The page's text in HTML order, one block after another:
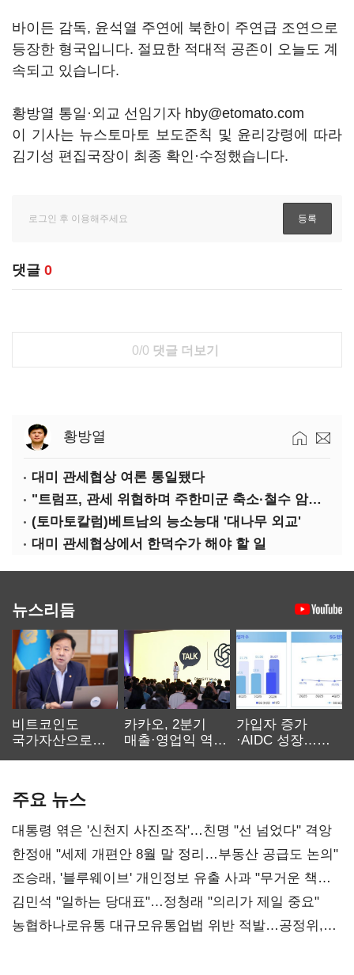
바이든 감독, 윤석열 주연에 북한이 주연급 조연으로
등장한 형국입니다. 절묘한 적대적 공존이 오늘도 계
속되고 있습니다.
황방열 통일·외교 선임기자 hby@etomato.com
이 기사는 뉴스토마토 보도준칙 및 윤리강령에 따라
김기성 편집국장이 최종 확인·수정했습니다.
댓글 0
0/0 댓글 더보기
황방열
대미 관세협상 여론 통일됐다
"트럼프, 관세 위협하며 주한미군 축소·철수 암시할 수도"
(토마토칼럼)베트남의 능소능대 '대나무 외교'
대미 관세협상에서 한덕수가 해야 할 일
뉴스리듬
비트코인도
국가자산으로…'
카카오, 2분기
매출·영업익 역대
가입자 증가
·AIDC 성장…
주요 뉴스
대통령 엮은 '신천지 사진조작'…친명 "선 넘었다" 격앙
한정애 "세제 개편안 8월 말 정리…부동산 공급도 논의"
조승래, '블루웨이브' 개인정보 유출 사과 "무거운 책임
통감"
김민석 "일하는 당대표"…정청래 "의리가 제일 중요"
농협하나로유통 대규모유통업법 위반 적발…공정위,